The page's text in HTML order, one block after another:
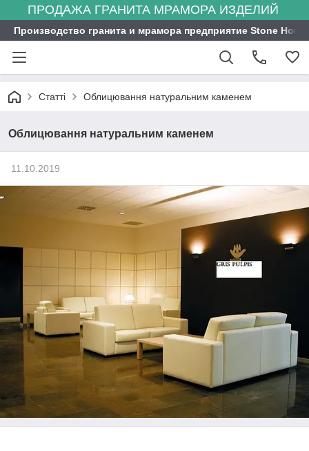
ПРОДАЖА ГРАНИТА МРАМОРА ИЗДЕЛИЙ
Производство гранита и мрамора предприятие Stone
Статті Облицювання натуральним каменем
Облицювання натуральним каменем
11.10.2019